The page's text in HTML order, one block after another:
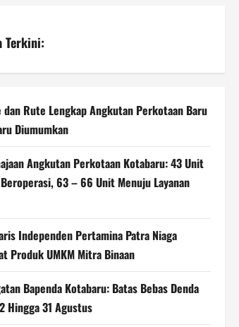
Terkini:
dan Rute Lengkap Angkutan Perkotaan Baru
Diumumkan
Angkutan Perkotaan Kotabaru: 43 Unit
63 – 66 Unit Menuju Layanan
Independen Pertamina Patra Niaga
Produk UMKM Mitra Binaan
Bapenda Kotabaru: Batas Bebas Denda
Hingga 31 Agustus